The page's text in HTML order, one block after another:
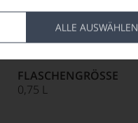
ALLE AUSWÄHLEN
Spanien
FLASCHENGRÖSSE
0,75 L